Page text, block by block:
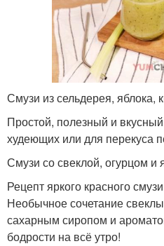
Смузи из сельдерея, яблока,
Простой, полезный и
худеющих или для перекуса
Смузи со свеклой, огурцом и
Рецепт яркого красного
Необычное сочетание
сахарным сиропом и
бодрости на всё утро!